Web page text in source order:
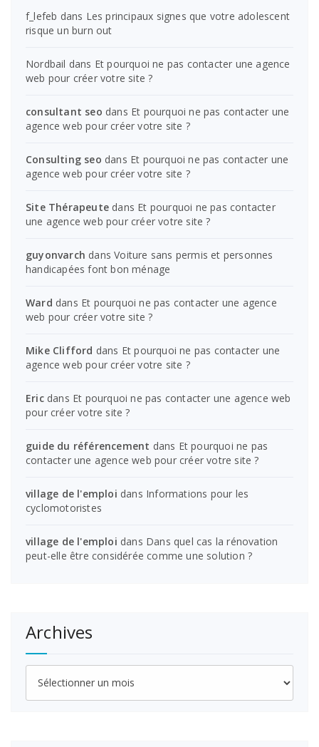
f_lefeb dans Les principaux signes que votre adolescent
risque un burn out
Nordbail dans Et pourquoi ne pas contacter une agence
web pour créer votre site ?
consultant seo dans Et pourquoi ne pas contacter une
agence web pour créer votre site ?
Consulting seo dans Et pourquoi ne pas contacter une
agence web pour créer votre site ?
Site Thérapeute dans Et pourquoi ne pas contacter
une agence web pour créer votre site ?
guyonvarch dansVoiture sans permis et personnes
handicapées font bon ménage
Ward dans Et pourquoi ne pas contacter une agence
web pour créer votre site ?
Mike Clifford dans Et pourquoi ne pas contacter une
agence web pour créer votre site ?
Ericdans Et pourquoi ne pas contacter une agence web
pour créer votre site ?
guide du référencement dans Et pourquoi ne pas
contacter une agence web pour créer votre site ?
village de l'emploi dans Informations pour les
cyclomotoristes
village de l'emploi dans Dans quel cas la rénovation
peut-elle être considérée comme une solution ?
Archives
Archives